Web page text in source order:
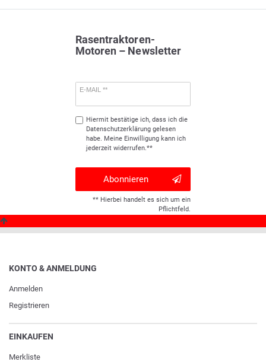
Rasentraktoren-
Motoren – Newsletter
E-MAIL **
Hiermit bestätige ich, dass ich die
Daten­schutz­erklärunggelesen
habe. Meine Einwilligung kann ich
jederzeit widerrufen.**
Abonnieren
** Hierbei handelt es sich um ein
Pflichtfeld.
KONTO & ANMELDUNG
Anmelden
Registrieren
EINKAUFEN
Merkliste